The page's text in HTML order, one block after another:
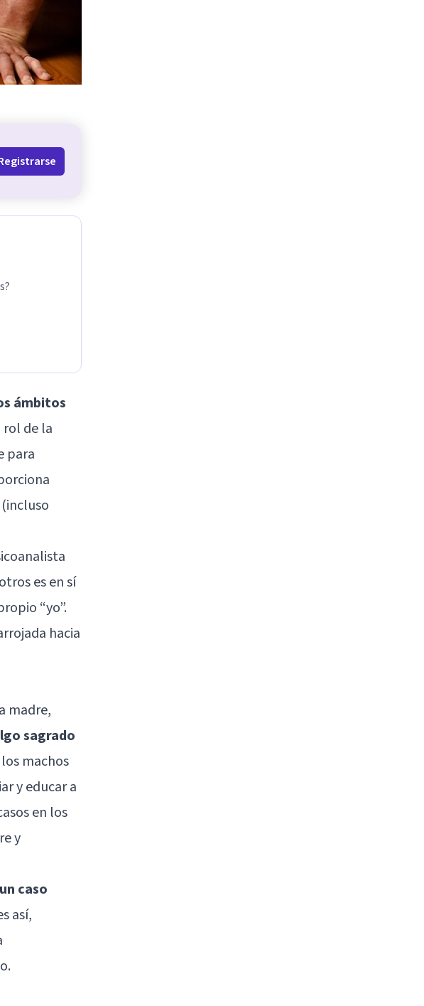
ámbitos
rol de la
para
es en sí
“yo”.
hacia
madre,
sagrado
machos
y educar a
en los
y
caso
así,